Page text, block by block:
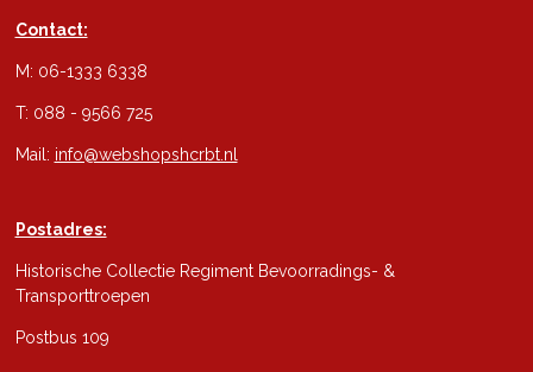
Contact:
M: 06-1333 6338
T: 088 - 9566 725
Mail: info@webshopshcrbt.nl
Postadres:
Historische Collectie Regiment Bevoorradings- &
Transporttroepen
Postbus 109